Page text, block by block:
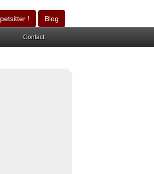
! Blog
Contact